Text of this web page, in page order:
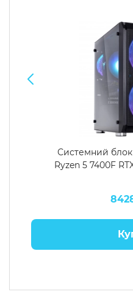
Системний блок
Ryzen 5 7400F